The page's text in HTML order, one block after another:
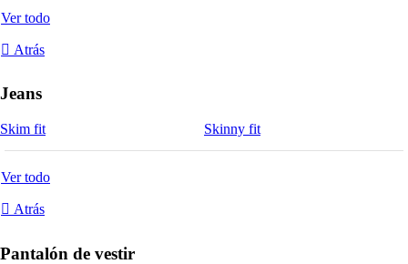
Ver todo
Atrás
Jeans
Skim fit Skinny fit
Ver todo
Atrás
Pantalón de vestir